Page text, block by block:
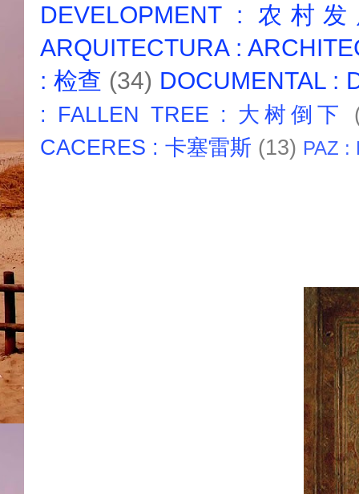
DEVELOPMENT : 农村
ARQUITECTURA :
: 检查 (34) DOCUMENTAL :
: FALLEN TREE : 大树倒下
CACERES : 卡塞雷斯 (13) PAZ :